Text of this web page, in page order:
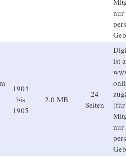
nur
1904
bis
1905
2,0 MB
24
Seiten
ist
(für
nur